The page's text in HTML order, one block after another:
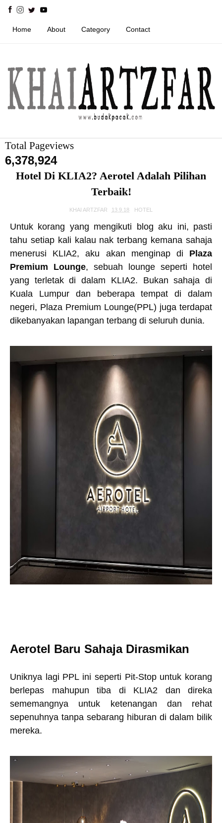
Home About Category Contact
Total Pageviews
6,378,924
Hotel Di KLIA2? Aerotel Adalah Pilihan
Terbaik!
KHAI ARTZFAR 13.9.18 HOTEL
Untuk korang yang mengikuti blog aku ini, pasti
tahu setiap kali kalau nak terbang kemana sahaja
menerusi KLIA2, aku akan menginap di Plaza
Premium Lounge, sebuah lounge seperti hotel
yang terletak di dalam KLIA2. Bukan sahaja di
Kuala Lumpur dan beberapa tempat di dalam
negeri, Plaza Premium Lounge(PPL) juga terdapat
dikebanyakan lapangan terbang di seluruh dunia.
Aerotel Baru Sahaja Dirasmikan
Uniknya lagi PPL ini seperti Pit-Stop untuk korang
berlepas mahupun tiba di KLIA2 dan direka
sememangnya untuk ketenangan dan rehat
sepenuhnya tanpa sebarang hiburan di dalam bilik
mereka.